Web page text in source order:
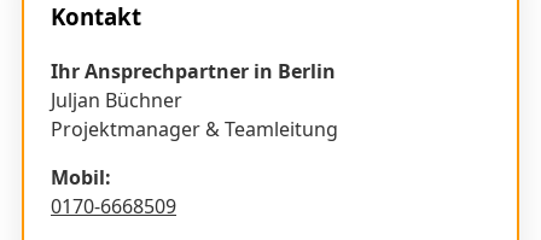
Kontakt
Ihr Ansprechpartner in Berlin
Juljan Büchner
Projektmanager & Teamleitung
Mobil:
0170-6668509